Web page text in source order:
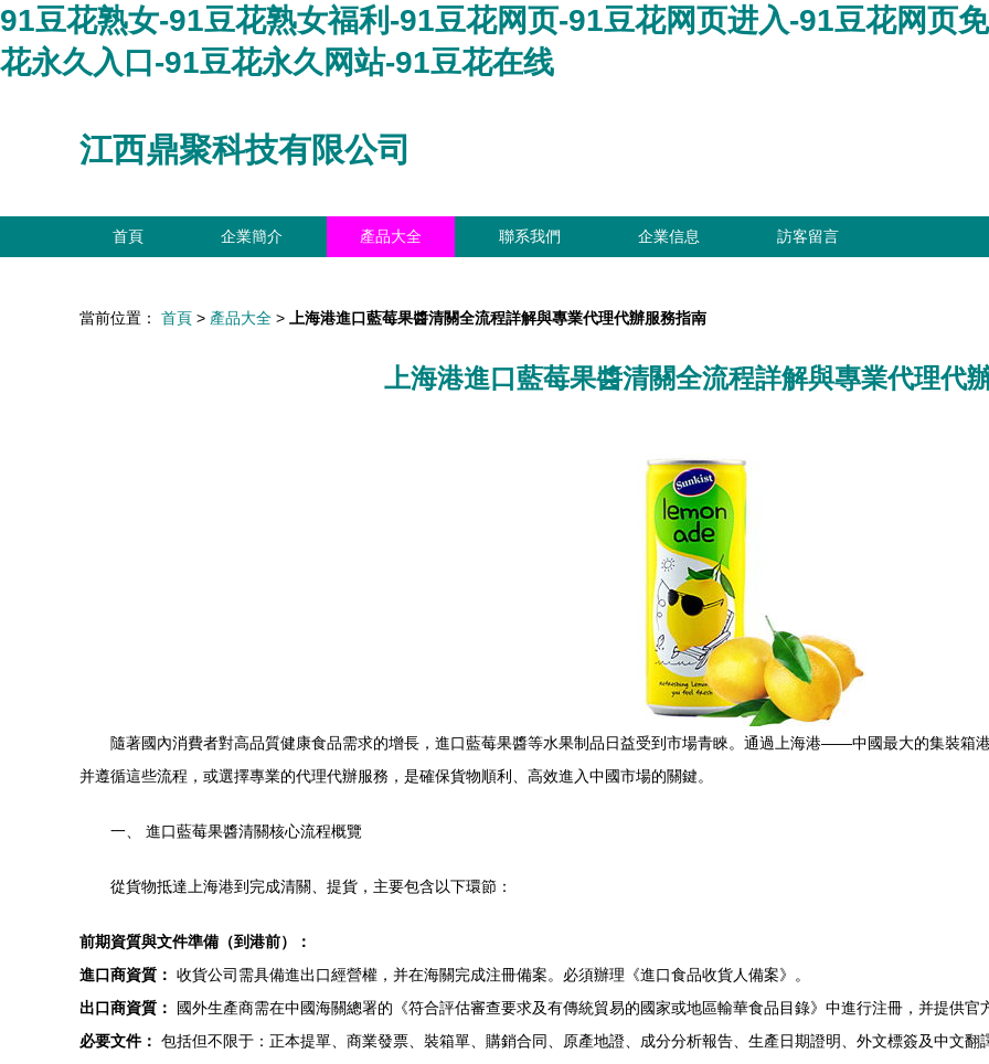
91豆花熟女-91豆花熟女福利-91豆花网页-91豆花网页进入-91豆花网页
花永久入口-91豆花永久网站-91豆花在线
江西鼎聚科技有限公司
首頁 企業簡介 產品大全 聯系我們 企業信息 訪客留言
當前位置： 首頁 > 產品大全 > 上海港進口藍莓果醬清關全流程詳解與專業代理代辦服務指南
上海港進口藍莓果醬清關全流程詳解與專業代理代
隨著國內消費者對高品質健康食品需求的增長，進口藍莓果醬等水果制品日益受到市場青睞。通過上海港——中國最大的集裝箱
并遵循這些流程，或選擇專業的代理代辦服務，是確保貨物順利、高效進入中國市場的關鍵。
一、 進口藍莓果醬清關核心流程概覽
從貨物抵達上海港到完成清關、提貨，主要包含以下環節：
前期資質與文件準備（到港前）：
進口商資質： 收貨公司需具備進出口經營權，并在海關完成注冊備案。必須辦理《進口食品收貨人備案》。
出口商資質：
國外生產商需在中國海關總署的《符合評估審查要求及有傳統貿易的國家或地區輸華食品目錄》中進行注冊，并提供官
必要文件： 包括但不限于：正本提單、商業發票、裝箱單、購銷合同、原產地證、成分分析報告、生產日期證明、外文標簽及中文翻